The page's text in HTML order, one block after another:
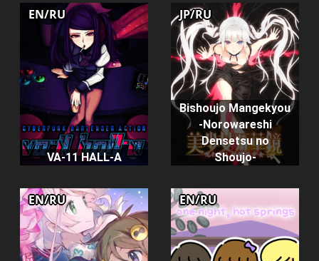
VA-11 HALL-A
EN/RU
Bishoujo Mangekyou
-Norowareshi
Densetsu no
Shoujo-
JP/RU
EN/RU EN/RU